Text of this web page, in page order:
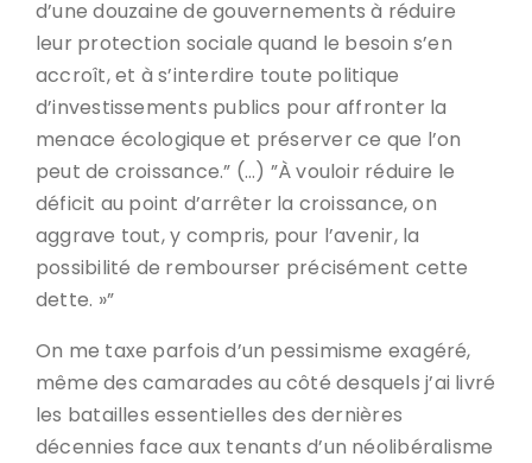
d’une douzaine de gouvernements à réduire
leur protection sociale quand le besoin s’en
accroît, et à s’interdire toute politique
d’investissements publics pour affronter la
menace écologique et préserver ce que l’on
peut de croissance.” (…) ”À vouloir réduire le
déficit au point d’arrêter la croissance, on
aggrave tout, y compris, pour l’avenir, la
possibilité de rembourser précisément cette
dette. »”
On me taxe parfois d’un pessimisme exagéré,
même des camarades au côté desquels j’ai livré
les batailles essentielles des dernières
décennies face aux tenants d’un néolibéralisme